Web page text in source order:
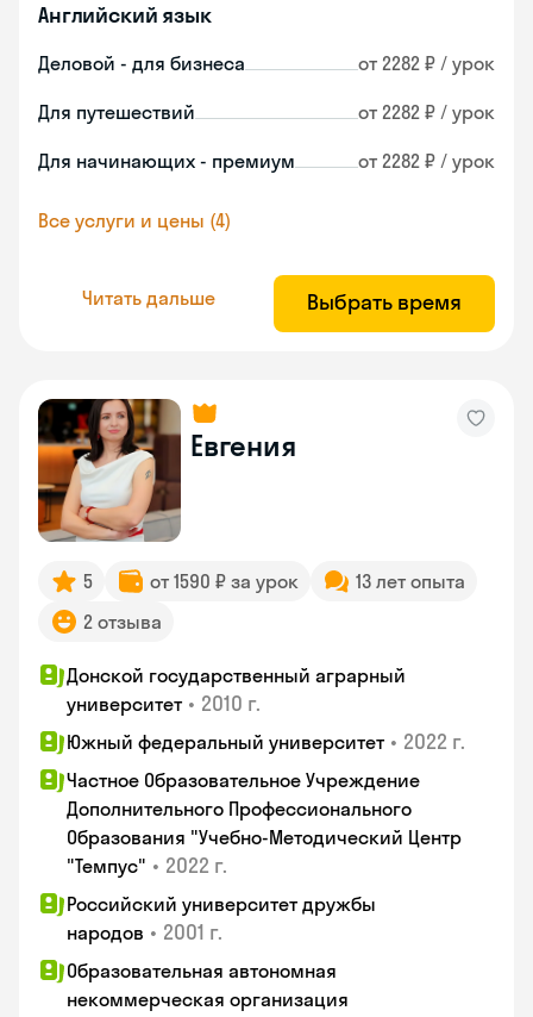
Английский язык
Деловой - для бизнеса от 2282 ₽ / урок
Для путешествий от 2282 ₽ / урок
Для начинающих - премиум от 2282 ₽ / урок
Все услуги и цены (4)
Читать дальше Выбрать время
Евгения
5 от 1590 ₽ за урок
13 лет опыта
2 отзыва
Донской государственный аграрный
университет • 2010 г.
Южный федеральный университет • 2022 г.
Частное Образовательное Учреждение
Дополнительного Профессионального
Образования "Учебно-Методический Центр
"Темпус" • 2022 г.
Российский университет дружбы
народов • 2001 г.
Образовательная автономная
некоммерческая организация